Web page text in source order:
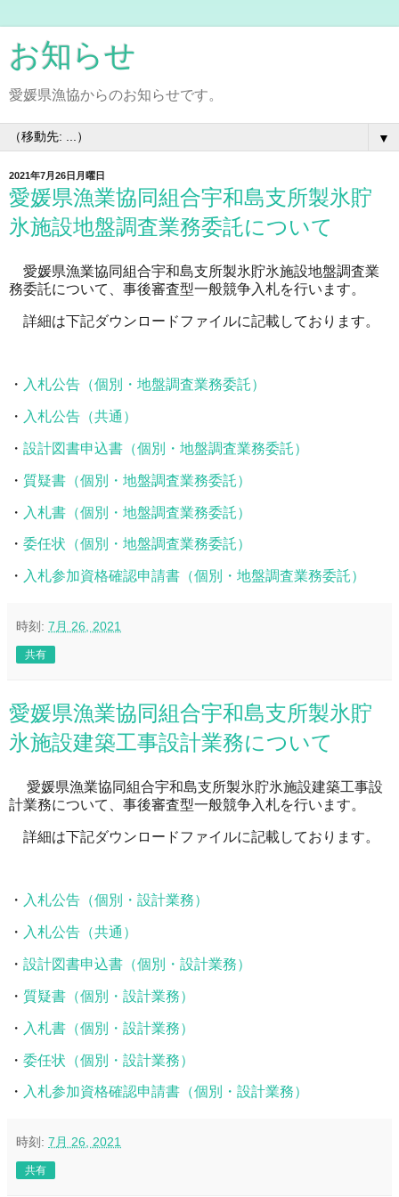
お知らせ
愛媛県漁協からのお知らせです。
▼
2021年7月26日月曜日
愛媛県漁業協同組合宇和島支所製氷貯
氷施設地盤調査業務委託について
愛媛県漁業協同組合宇和島支所製氷貯氷施設地盤調査業
務委託について、事後審査型一般競争入札を行います。
詳細は下記ダウンロードファイルに記載しております。
・ 入札公告（個別・地盤調査業務委託）
・ 入札公告（共通）
・ 設計図書申込書（個別・地盤調査業務委託）
・ 質疑書（個別・地盤調査業務委託）
・ 入札書（個別・地盤調査業務委託）
・ 委任状（個別・地盤調査業務委託）
・ 入札参加資格確認申請書（個別・地盤調査業務委託）
時刻: 7月 26, 2021
共有
愛媛県漁業協同組合宇和島支所製氷貯
氷施設建築工事設計業務について
愛媛県漁業協同組合宇和島支所製氷貯氷施設建築工事設
計業務について、事後審査型一般競争入札を行います。
詳細は下記ダウンロードファイルに記載しております。
・ 入札公告（個別・設計業務）
・ 入札公告（共通）
・ 設計図書申込書（個別・設計業務）
・ 質疑書（個別・設計業務）
・ 入札書（個別・設計業務）
・ 委任状（個別・設計業務）
・ 入札参加資格確認申請書（個別・設計業務）
時刻: 7月 26, 2021
共有